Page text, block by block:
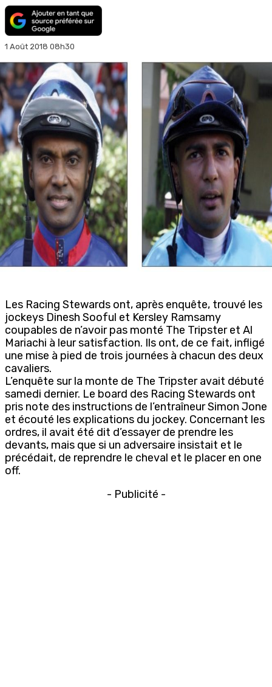
1 Août 2018 08h30
Les Racing Stewards ont, après enquête, trouvé les
jockeys Dinesh Sooful et Kersley Ramsamy
coupables de n’avoir pas monté The Tripster et Al
Mariachi à leur satisfaction. Ils ont, de ce fait, infligé
une mise à pied de trois journées à chacun des deux
cavaliers.
L’enquête sur la monte de The Tripster avait débuté
samedi dernier. Le board des Racing Stewards ont
pris note des instructions de l’entraîneur Simon Jone
et écouté les explications du jockey. Concernant les
ordres, il avait été dit d’essayer de prendre les
devants, mais que si un adversaire insistait et le
précédait, de reprendre le cheval et le placer en one
off.
- Publicité -